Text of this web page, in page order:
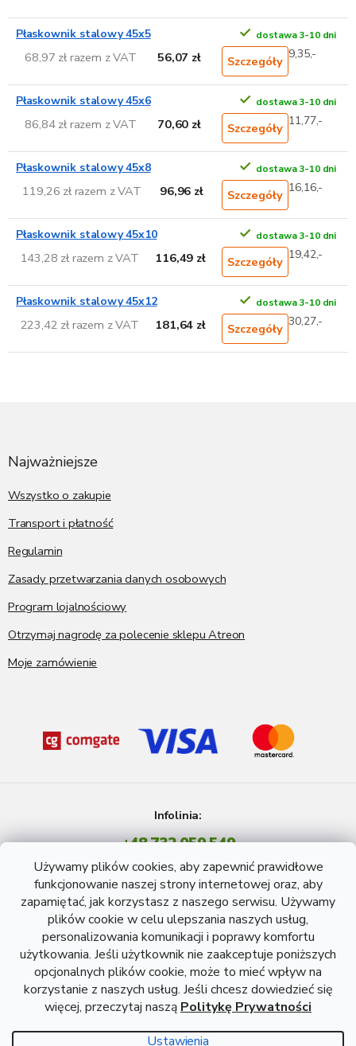
Używamy plików cookies, aby zapewnić prawidłowe
funkcjonowanie naszej strony internetowej oraz, aby
zapamiętać, jak korzystasz z naszego serwisu. Używamy
plików cookie w celu ulepszania naszych usług,
personalizowania komunikacji i poprawy komfortu
użytkowania. Jeśli użytkownik nie zaakceptuje poniższych
opcjonalnych plików cookie, może to mieć wpływ na
korzystanie z naszych usług. Jeśli chcesz dowiedzieć się
więcej, przeczytaj naszą Politykę Prywatności
Ustawienia
Płaskownik stalowy 45x5 dostawa 3-10 dni
68,97 zł razem z VAT 56,07 zł Szczegóły 9,35,-
Płaskownik stalowy 45x6 dostawa 3-10 dni
86,84 zł razem z VAT 70,60 zł Szczegóły 11,77,-
Płaskownik stalowy 45x8 dostawa 3-10 dni
119,26 zł razem z VAT 96,96 zł Szczegóły 16,16,-
Płaskownik stalowy 45x10 dostawa 3-10 dni
143,28 zł razem z VAT 116,49 zł Szczegóły 19,42,-
Płaskownik stalowy 45x12 dostawa 3-10 dni
223,42 zł razem z VAT 181,64 zł Szczegóły 30,27,-
Najważniejsze
Wszystko o zakupie
Transport i płatność
Regulamin
Zasady przetwarzania danych osobowych
Program lojalnościowy
Otrzymaj nagrodę za polecenie sklepu Atreon
Moje zamówienie
Infolinia:
+48 732 059 549
Pon - Pt: 8 - 15 godź.
info@atreon.pl
Opracował Shoptet